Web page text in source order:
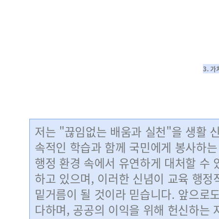
3. 가
저는 "끊임없는 배움과 실천"을 생활
속적인 학습과 함께 국민에게 봉사하
행정 환경 속에서 유연하게 대처할 수
하고 있으며, 이러한 신념이 교육 행
밑거름이 될 것이라 믿습니다. 앞으로
다하며, 공공의 이익을 위해 헌신하는